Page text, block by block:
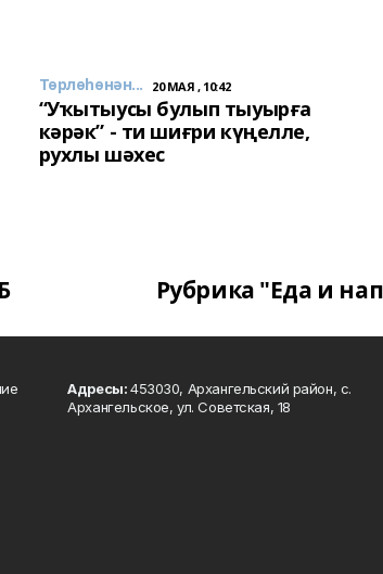
Төрлөһөнән... 20 МАЯ , 10:42
“Уҡытыусы булып тыуырға
кәрәк” - ти шиғри күңелле,
рухлы шәхес
Рубрика "Еда и
Адресы:453030, Архангельский район, с.
Архангельское, ул. Советская, 18